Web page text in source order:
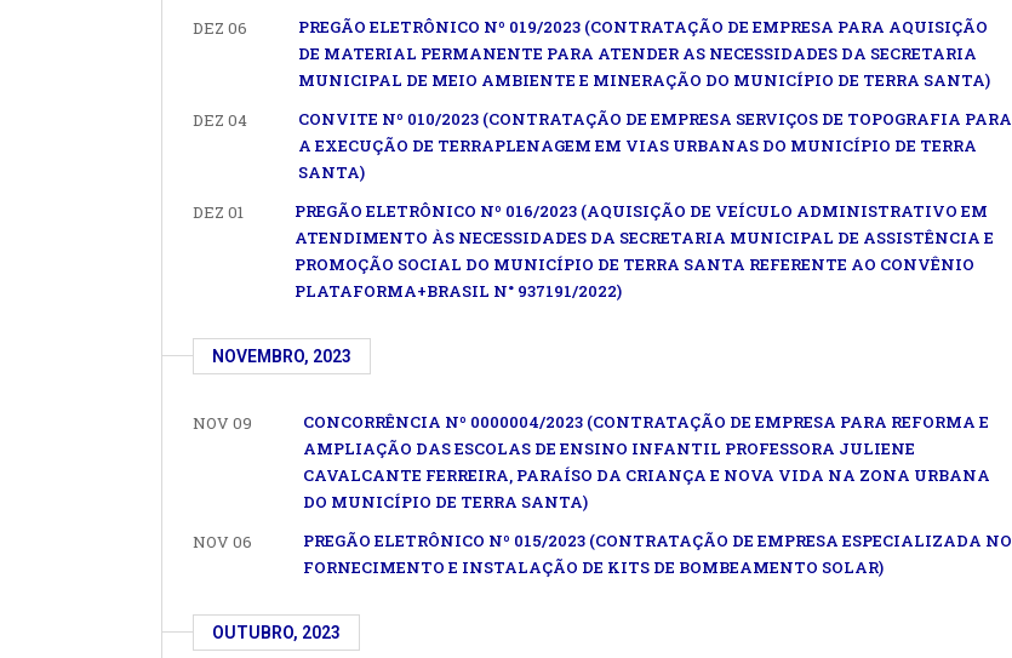
DEZ 06
PREGÃO ELETRÔNICO Nº 019/2023 (CONTRATAÇÃO DE EMPRESA PARA AQUISIÇÃO
DE MATERIAL PERMANENTE PARA ATENDER AS NECESSIDADES DA SECRETARIA
MUNICIPAL DE MEIO AMBIENTE E MINERAÇÃO DO MUNICÍPIO DE TERRA SANTA)
DEZ 04
CONVITE Nº 010/2023 (CONTRATAÇÃO DE EMPRESA SERVIÇOS DE TOPOGRAFIA PARA
A EXECUÇÃO DE TERRAPLENAGEM EM VIAS URBANAS DO MUNICÍPIO DE TERRA
SANTA)
DEZ 01
PREGÃO ELETRÔNICO Nº 016/2023 (AQUISIÇÃO DE VEÍCULO ADMINISTRATIVO EM
ATENDIMENTO ÀS NECESSIDADES DA SECRETARIA MUNICIPAL DE ASSISTÊNCIA E
PROMOÇÃO SOCIAL DO MUNICÍPIO DE TERRA SANTA REFERENTE AO CONVÊNIO
PLATAFORMA+BRASIL N° 937191/2022)
NOVEMBRO, 2023
NOV 09
CONCORRÊNCIA Nº 0000004/2023 (CONTRATAÇÃO DE EMPRESA PARA REFORMA E
AMPLIAÇÃO DAS ESCOLAS DE ENSINO INFANTIL PROFESSORA JULIENE
CAVALCANTE FERREIRA, PARAÍSO DA CRIANÇA E NOVA VIDA NA ZONA URBANA
DO MUNICÍPIO DE TERRA SANTA)
NOV 06
PREGÃO ELETRÔNICO Nº 015/2023 (CONTRATAÇÃO DE EMPRESA ESPECIALIZADA NO
FORNECIMENTO E INSTALAÇÃO DE KITS DE BOMBEAMENTO SOLAR)
OUTUBRO, 2023